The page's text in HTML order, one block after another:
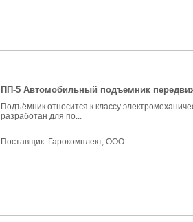
ПП-5 Автомобильный подъемник
Подъёмник относится к классу
разработан для по...
Поставщик: Гарокомплект, ООО